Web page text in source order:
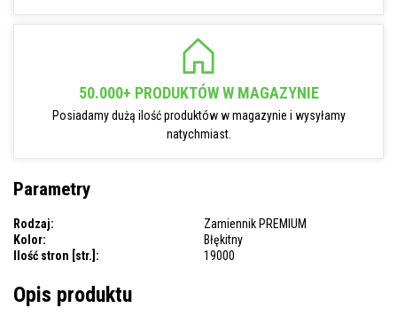
50.000+ PRODUKTÓW W MAGAZYNIE
Posiadamy dużą ilość produktów w magazynie i wysyłamy
natychmiast.
Parametry
Rodzaj:
Zamiennik PREMIUM
Kolor:
Błękitny
Ilość stron [str.]:
19000
Opis produktu